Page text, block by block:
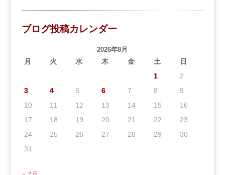
ブログ投稿カレンダー
2026年8月
月 火 水 木 金 土
日
1
2
3
4 5 6 7 8
9
10
11 12 13 14 15
16
17
18 19 20 21 22
23
24
25 26 27 28 29
30
31